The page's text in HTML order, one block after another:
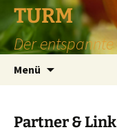
TURM
Der
Menü
Partner &